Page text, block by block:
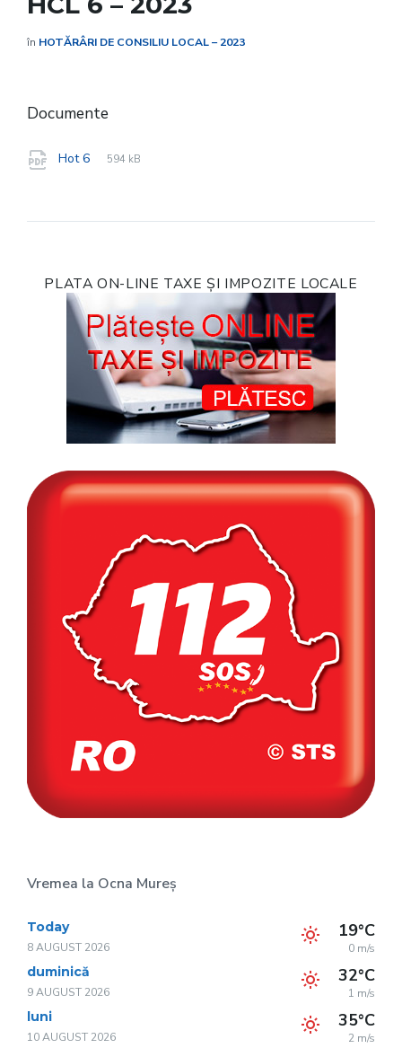
în HOTĂRÂRI DE CONSILIU LOCAL – 2023
Documente
Hot 6
File
pdf
File
594 kB
PLATA ON-LINE TAXE ȘI IMPOZITE LOCALE
Vremea la Ocna Mureș
Today
8 AUGUST 2026
19°C
0 m/s
duminică
9 AUGUST 2026
32°C
1 m/s
luni
10 AUGUST 2026
35°C
2 m/s